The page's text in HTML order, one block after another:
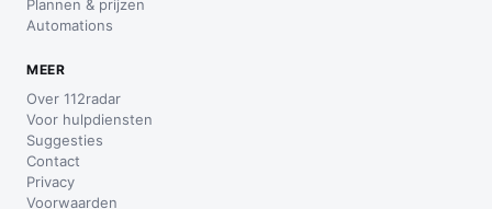
Plannen & prijzen
Automations
MEER
Over 112radar
Voor hulpdiensten
Suggesties
Contact
Privacy
Voorwaarden